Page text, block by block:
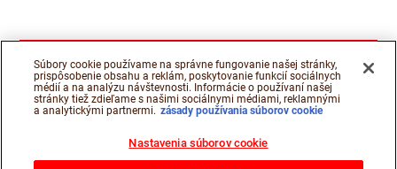
Súbory cookie používame na správne fungovanie našej stránky,
prispôsobenie obsahu a reklám, poskytovanie funkcií sociálnych
médií a na analýzu návštevnosti. Informácie o používaní našej
stránky tiež zdieľame s našimi sociálnymi médiami, reklamnými
a analytickými partnermi. zásady používania súborov cookie
Nastavenia súborov cookie